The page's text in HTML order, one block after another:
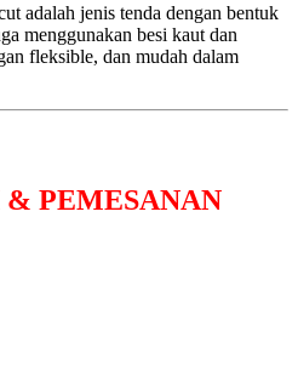
adalah jenis tenda dengan bentuk
menggunakan besi kaut dan
fleksible, dan mudah dalam
PEMESANAN